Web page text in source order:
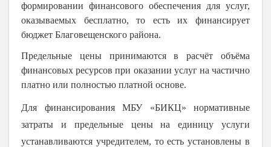
формировании финансового обеспечения для услуг,
оказываемых бесплатно, то есть их финансирует
бюджет Благовещенского района.
Предельные цены принимаются в расчёт объёма
финансовых ресурсов при оказании услуг на частично
платно или полностью платной основе.
Для финансирования МБУ «БИКЦ» нормативные
затраты и предельные цены на единицу услуги
устанавливаются учредителем, то есть установлены в